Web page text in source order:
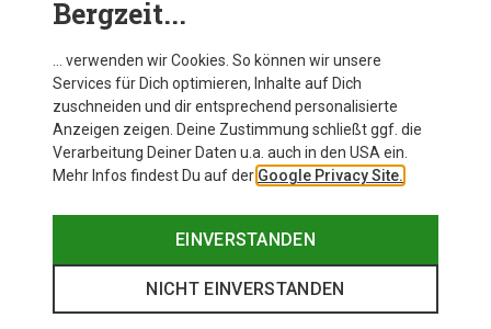
Bergzeit...
… verwenden wir Cookies. So können wir unsere
Services für Dich optimieren, Inhalte auf Dich
zuschneiden und dir entsprechend personalisierte
Anzeigen zeigen. Deine Zustimmung schließt ggf. die
Verarbeitung Deiner Daten u.a. auch in den USA ein.
Mehr Infos findest Du auf der Google Privacy Site.
EINVERSTANDEN
NICHT EINVERSTANDEN